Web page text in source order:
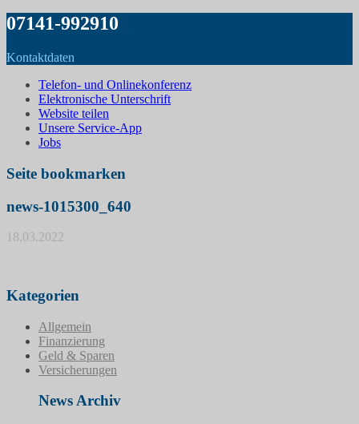
07141-992910
Kontaktdaten
Telefon- und Onlinekonferenz
Elektronische Unterschrift
Website teilen
Unsere Service-App
Jobs
Seite bookmarken
news-1015300_640
18.03.2022
Kategorien
Allgemein
Finanzierung
Geld & Sparen
Versicherungen
News Archiv